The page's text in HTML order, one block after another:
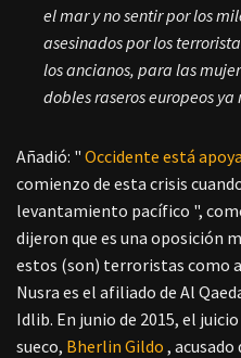
el mar y no sentir por los
asesinados por los
los ancianos, para las
dobles raseros europeos ya
Añadió: " Occidente está
comienzo de esta crisis
levantamiento pacífico ",
dijeron que es una oposición
estos (son) terroristas como
Nusra es el afiliado de Al
Idlib. En junio de 2015, el
sueco, Bherlin Gildo ,